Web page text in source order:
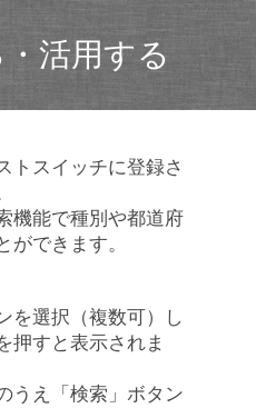
活用する
トスイッチに登録さ
機能で種別や都道府
ができます。
を選択（複数可）し
押すと表示されま
うえ「検索」ボタン